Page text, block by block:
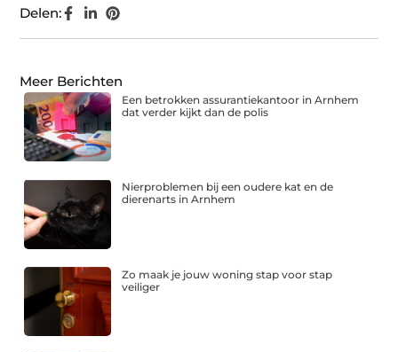
Delen:
Meer Berichten
Een betrokken assurantiekantoor in Arnhem
dat verder kijkt dan de polis
Nierproblemen bij een oudere kat en de
dierenarts in Arnhem
Zo maak je jouw woning stap voor stap
veiliger